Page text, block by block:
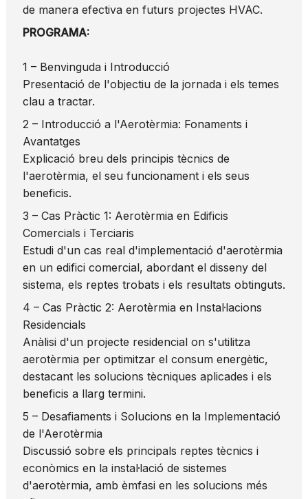
de manera efectiva en futurs projectes HVAC.
PROGRAMA:
1 – Benvinguda i Introducció
Presentació de l'objectiu de la jornada i els temes
clau a tractar.
2 – Introducció a l'Aerotèrmia: Fonaments i
Avantatges
Explicació breu dels principis tècnics de
l'aerotèrmia, el seu funcionament i els seus
beneficis.
3 – Cas Pràctic 1: Aerotèrmia en Edificis
Comercials i Terciaris
Estudi d'un cas real d'implementació d'aerotèrmia
en un edifici comercial, abordant el disseny del
sistema, els reptes trobats i els resultats obtinguts.
4 – Cas Pràctic 2: Aerotèrmia en Instal·lacions
Residencials
Anàlisi d'un projecte residencial on s'utilitza
aerotèrmia per optimitzar el consum energètic,
destacant les solucions tècniques aplicades i els
beneficis a llarg termini.
5 – Desafiaments i Solucions en la Implementació
de l'Aerotèrmia
Discussió sobre els principals reptes tècnics i
econòmics en la instal·lació de sistemes
d'aerotèrmia, amb èmfasi en les solucions més